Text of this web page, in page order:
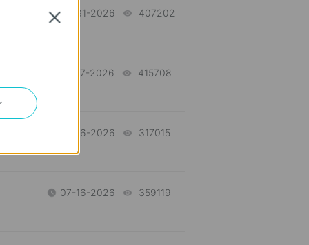
07-31-2026 407202
07-17-2026 415708
07-16-2026 317015
07-16-2026 359119
Close